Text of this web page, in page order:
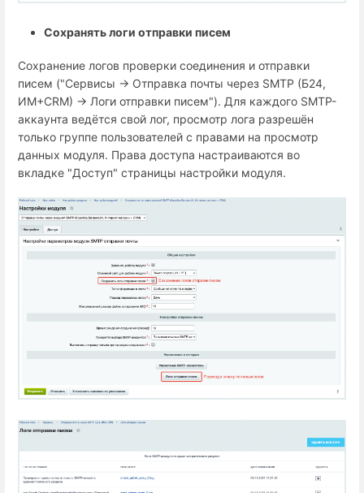
Сохранять логи отправки писем
Сохранение логов проверки соединения и отправки
писем ("Сервисы → Отправка почты через SMTP (Б24,
ИМ+СRM) → Логи отправки писем"). Для каждого SMTP-
аккаунта ведётся свой лог, просмотр лога разрешён
только группе пользователей с правами на просмотр
данных модуля. Права доступа настраиваются во
вкладке "Доступ" страницы настройки модуля.